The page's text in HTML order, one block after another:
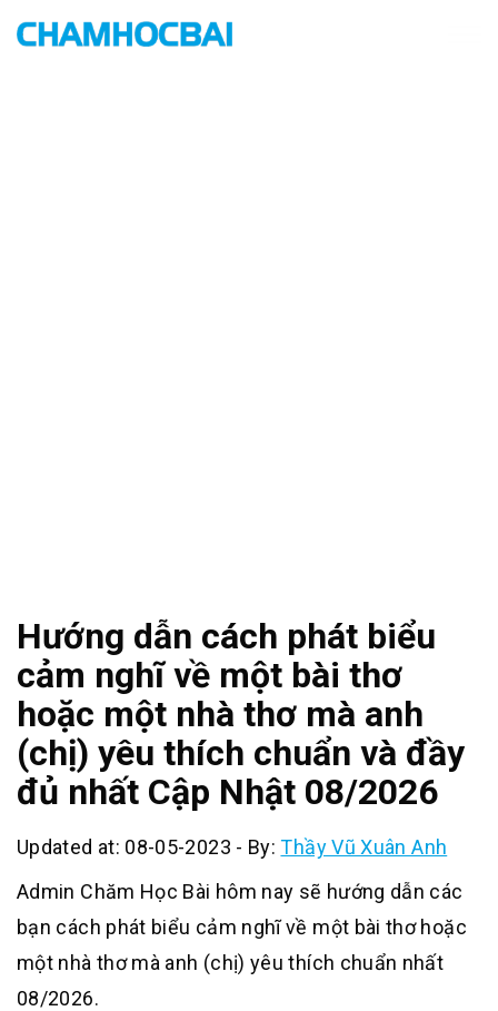
Hướng dẫn cách phát biểu
cảm nghĩ về một bài thơ
hoặc một nhà thơ mà anh
(chị) yêu thích chuẩn và đầy
đủ nhất Cập Nhật 08/2026
Updated at: 08-05-2023 - By:Thầy Vũ Xuân Anh
Admin Chăm Học Bài hôm nay sẽ hướng dẫn các
bạn cách phát biểu cảm nghĩ về một bài thơ hoặc
một nhà thơ mà anh (chị) yêu thích chuẩn nhất
08/2026.